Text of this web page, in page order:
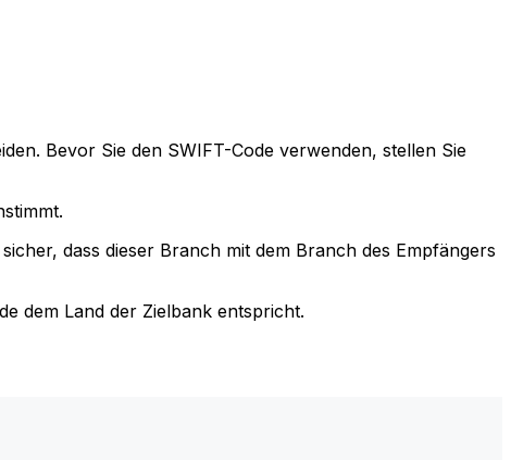
Bevor Sie den SWIFT-Code verwenden, stellen Sie
dass dieser Branch mit dem Branch des Empfängers
dem Land der Zielbank entspricht.